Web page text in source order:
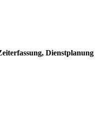
Dienstplanung